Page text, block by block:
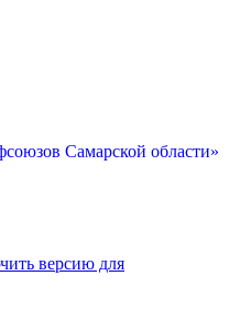
Самарской области»
версию для